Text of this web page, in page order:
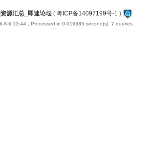
源汇总_即速论坛( 粤ICP备14097199号-1 )
8-6 13:44, Processed in 0.016985 second(s), 7 queries .